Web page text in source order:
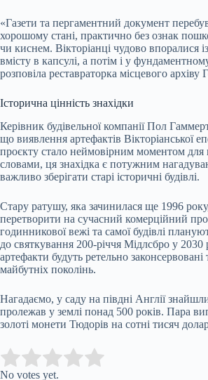
«Газети та пергаментний документ
хорошому стані, практично без ознак
чи киснем. Вікторіанці чудово впоралися
вмісту в капсулі, а потім і у
розповіла реставраторка місцевого архіву
Історична цінність знахідки
Керівник будівельної компанії Пол
що виявлення артефактів Вікторіанської
проєкту стало неймовірним моментом для
словами, ця знахідка є потужним
важливо зберігати старі історичні будівлі.
Стару ратушу, яка зачинилася ще 1996
перетворити на сучасний комерційний
годинникової вежі та самої будівлі
до святкування 200-річчя Мідлсбро у 2030
артефакти будуть ретельно законсервовані
майбутніх поколінь.
Нагадаємо, у саду на півдні Англії
пролежав у землі понад 500 років. Пара
золоті монети Тюдорів на сотні тисяч
Rate this item:
No votes yet.